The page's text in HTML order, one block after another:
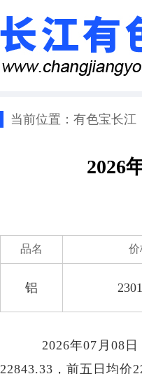
当前位置： 有色宝长江
2026
品名 价
铝
2026年07月08
22843.33，前五日均价